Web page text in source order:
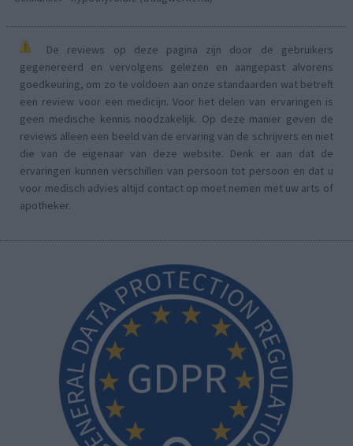
De reviews op deze pagina zijn door de gebruikers
gegenereerd en vervolgens gelezen en aangepast alvorens
goedkeuring, om zo te voldoen aan onze standaarden wat betreft
een review voor een medicijn. Voor het delen van ervaringen is
geen medische kennis noodzakelijk. Op deze manier geven de
reviews alleen een beeld van de ervaring van de schrijvers en niet
die van de eigenaar van deze website. Denk er aan dat de
ervaringen kunnen verschillen van persoon tot persoon en dat u
voor medisch advies altijd contact op moet nemen met uw arts of
apotheker.